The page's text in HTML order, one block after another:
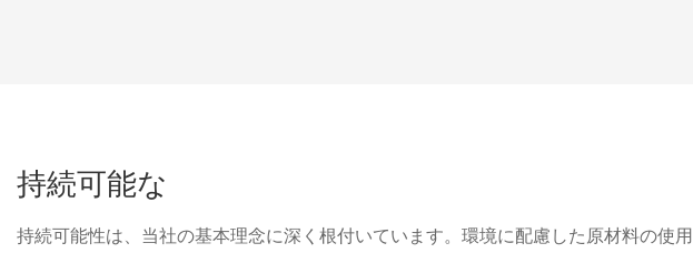
持続可能な
持続可能性は、当社の基本理念に深く根付いています。環境に配慮した原材料の使用